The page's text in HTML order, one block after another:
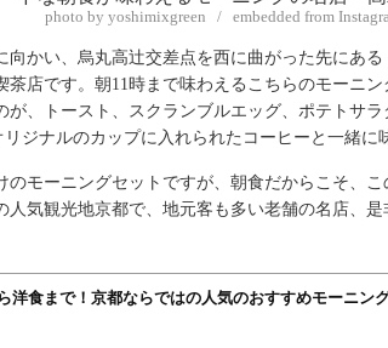
photo by yoshimixgreen / embedded from
向かい、烏丸高辻交差点を西に曲がった先にある
茶店です。朝11時まで味わえるこちらのモーニ
が、トースト、スクランブルエッグ、ポテトサ
ジナルのカップに入れられたコーヒーと一緒に
のモーニングセットですが、朝食だからこそ、
人気観光地京都で、地元客も多い老舗の名店、是
洋食まで！京都ならではの人気のおすすめモーニン